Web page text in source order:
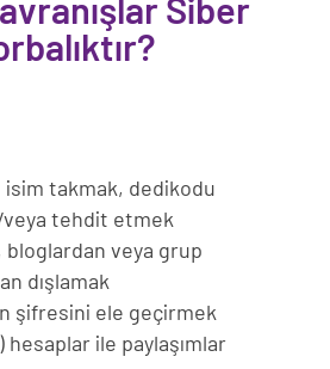
Siber
isim takmak, dedikodu
tehdit etmek
bloglardan veya grup
dışlamak
şifresini ele geçirmek
hesaplar ile paylaşımlar